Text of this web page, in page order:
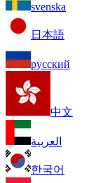
svenska
日本語
русский
中文
العربية
한국어